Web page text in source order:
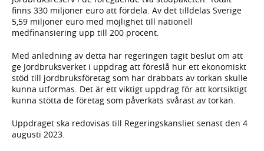
finns 330 miljoner euro att fördela. Av det tilldelas Sverige
5,59 miljoner euro med möjlighet till nationell
medfinansiering upp till 200 procent.
Med anledning av detta har regeringen tagit beslut om att
ge Jordbruksverket i uppdrag att föreslå hur ett ekonomiskt
stöd till jordbruksföretag som har drabbats av torkan skulle
kunna utformas. Det är ett viktigt uppdrag för att kortsiktigt
kunna stötta de företag som påverkats svårast av torkan.
Uppdraget ska redovisas till Regeringskansliet senast den 4
augusti 2023.